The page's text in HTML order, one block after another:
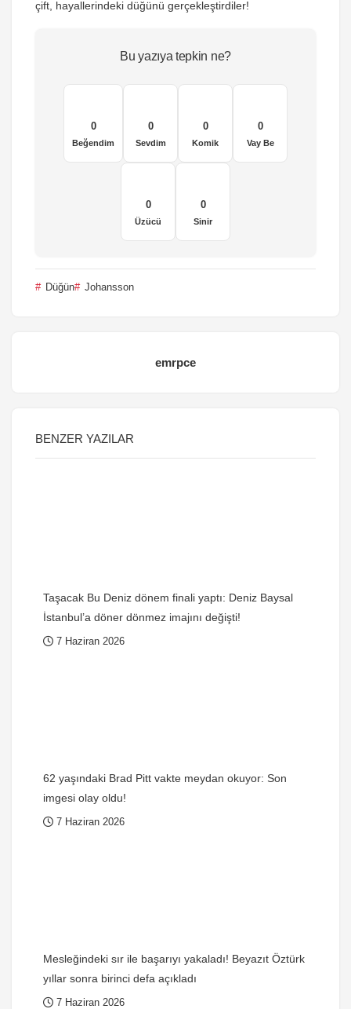
çift, hayallerindeki düğünü gerçekleştirdiler!
Bu yazıya tepkin ne?
0
Beğendim
0
Sevdim
0
Komik
0
Vay Be
0
Üzücü
0
Sinir
Düğün Johansson
emrpce
BENZER YAZILAR
Taşacak Bu Deniz dönem finali yaptı: Deniz Baysal
İstanbul’a döner dönmez imajını değişti!
7 Haziran 2026
62 yaşındaki Brad Pitt vakte meydan okuyor: Son
imgesi olay oldu!
7 Haziran 2026
Mesleğindeki sır ile başarıyı yakaladı! Beyazıt Öztürk
yıllar sonra birinci defa açıkladı
7 Haziran 2026